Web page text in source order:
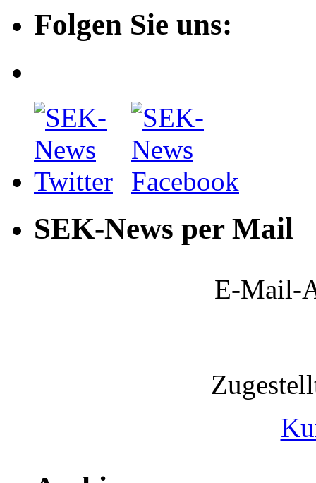
Folgen Sie uns:
SEK-News per Mail
E-Mail-